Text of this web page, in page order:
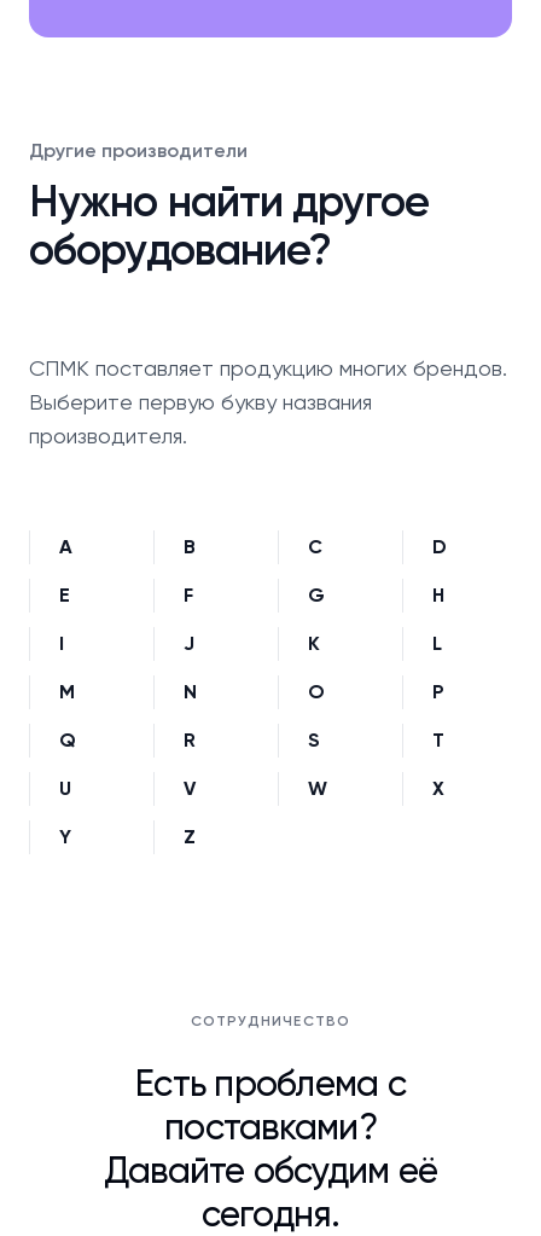
Другие производители
Нужно найти другое
оборудование?
СПМК поставляет продукцию многих брендов.
Выберите первую букву названия
производителя.
A B C D
E F G H
I J K L
M N O P
Q R S T
U V W X
Y Z
СОТРУДНИЧЕСТВО
Есть проблема с
поставками?
Давайте обсудим её
сегодня.